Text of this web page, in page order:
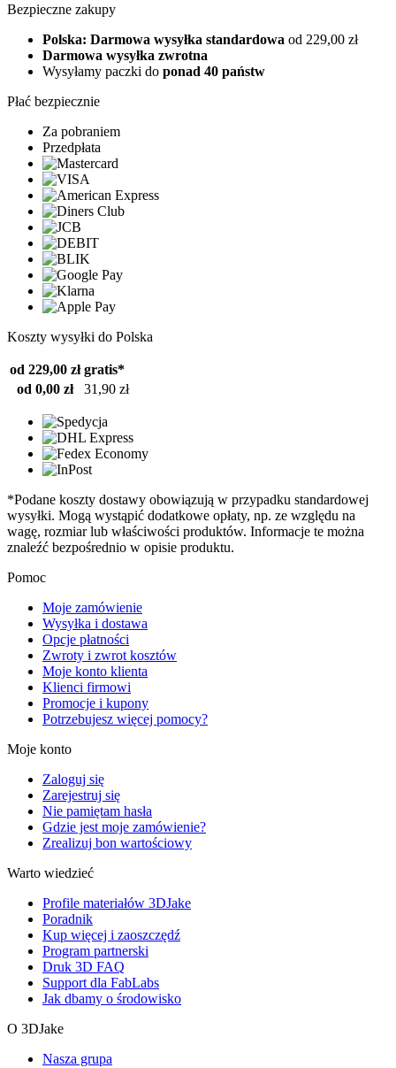
Bezpieczne zakupy
Polska: Darmowa wysyłka standardowa od 229,00 zł
Darmowa wysyłka zwrotna
Wysyłamy paczki do ponad 40 państw
Płać bezpiecznie
Za pobraniem
Przedpłata
Koszty wysyłki do Polska
od 229,00 zł gratis*
od 0,00 zł
31,90 zł
*Podane koszty dostawy obowiązują w przypadku standardowej
wysyłki. Mogą wystąpić dodatkowe opłaty, np. ze względu na
wagę, rozmiar lub właściwości produktów. Informacje te można
znaleźć bezpośrednio w opisie produktu.
Pomoc
Moje zamówienie
Wysyłka i dostawa
Opcje płatności
Zwroty i zwrot kosztów
Moje konto klienta
Klienci firmowi
Promocje i kupony
Potrzebujesz więcej pomocy?
Moje konto
Zaloguj się
Zarejestruj się
Nie pamiętam hasła
Gdzie jest moje zamówienie?
Zrealizuj bon wartościowy
Warto wiedzieć
Profile materiałów 3DJake
Poradnik
Kup więcej i zaoszczędź
Program partnerski
Druk 3D FAQ
Support dla FabLabs
Jak dbamy o środowisko
O 3DJake
Nasza grupa